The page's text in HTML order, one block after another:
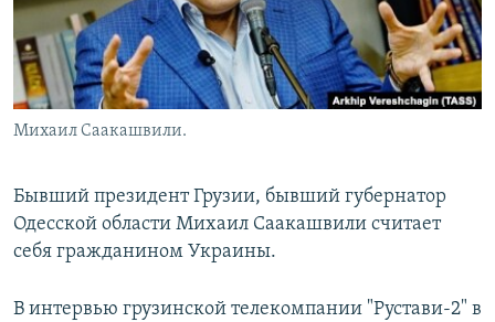
Михаил Саакашвили.
Бывший президент Грузии, бывший губернатор
Одесской области Михаил Саакашвили считает
себя гражданином Украины.
В интервью грузинской телекомпании "Рустави-2" в